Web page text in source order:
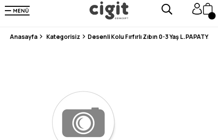
250.000'DEN FAZLA DEĞERLENDİRMEDE 5 ÜZERİNDEN 4.8 PUAN ALDI ⭐⭐⭐⭐⭐
3 MİLYONDAN FAZLA MUTLU MÜŞTERİ ❤️ 10 MİLYON ÜRÜN
Anasayfa Kategorisiz Desenli Kolu Fırfırlı Zıbın 0-3 Yaş L.PAPATYA-